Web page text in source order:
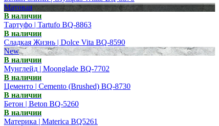
Матовая
В наличии
Тартуфо | Tartufo BQ-8863
В наличии
Сладкая Жизнь | Dolce Vita BQ-8590
New
В наличии
Мунглейд | Moonglade BQ-7702
В наличии
Цементо | Cemento (Brushed) BQ-8730
В наличии
Бетон | Beton BQ-5260
В наличии
Материка | Materica BQ5261